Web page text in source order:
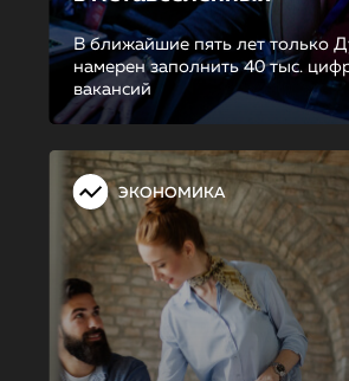
В ближайшие пять лет только
намерен заполнить 40 тыс.
вакансий
ЭКОНОМИКА